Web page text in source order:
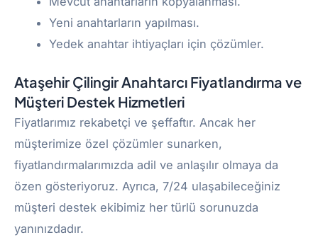
Yeni anahtarların yapılması.
Yedek anahtar ihtiyaçları için çözümler.
Ataşehir Çilingir Anahtarcı Fiyatlandırma ve
Müşteri Destek Hizmetleri
Fiyatlarımız rekabetçi ve şeffaftır. Ancak her
müşterimize özel çözümler sunarken,
fiyatlandırmalarımızda adil ve anlaşılır olmaya da
özen gösteriyoruz. Ayrıca, 7/24 ulaşabileceğiniz
müşteri destek ekibimiz her türlü sorunuzda
yanınızdadır.